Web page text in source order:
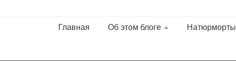
Главная Об этом блоге Натюрморты